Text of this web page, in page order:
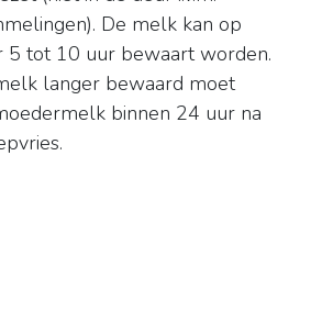
De melk kan op
5 tot 10 uur bewaart worden.
langer bewaard moet
binnen 24 uur na